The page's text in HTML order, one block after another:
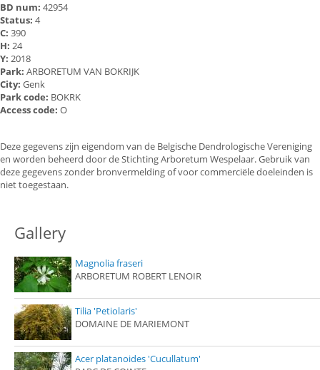
BD num: 42954
Status: 4
C: 390
H: 24
Y: 2018
Park: ARBORETUM VAN BOKRIJK
City: Genk
Park code: BOKRK
Access code: O
Deze gegevens zijn eigendom van de Belgische Dendrologische Vereniging
en worden beheerd door de Stichting Arboretum Wespelaar. Gebruik van
deze gegevens zonder bronvermelding of voor commerciële doeleinden is
niet toegestaan.
Gallery
Magnolia fraseri
ARBORETUM ROBERT LENOIR
Tilia 'Petiolaris'
DOMAINE DE MARIEMONT
Acer platanoides 'Cucullatum'